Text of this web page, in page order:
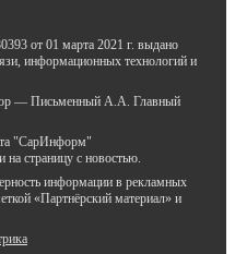
от 01 марта 2021 г. выдано
информационных технологий и
— Письменный А.А. Главный
"СарИнформ"
на страницу с новостью.
информации в рекламных
«Партнёрский материал» и